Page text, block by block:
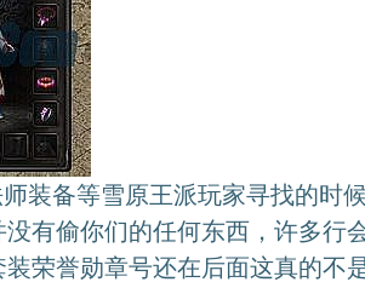
装备等雪原王派玩家寻找的时
有偷你们的任何东西，许多行
荣誉勋章号还在后面这真的不